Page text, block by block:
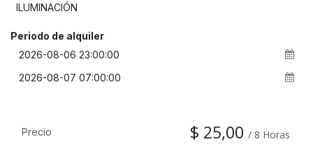
ILUMINACIÓN
Periodo de alquiler
Precio $ 25,00 / 8 Horas